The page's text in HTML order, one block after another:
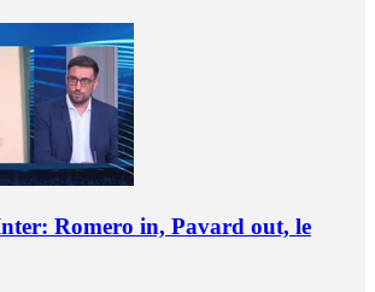
Romero in, Pavard out, le